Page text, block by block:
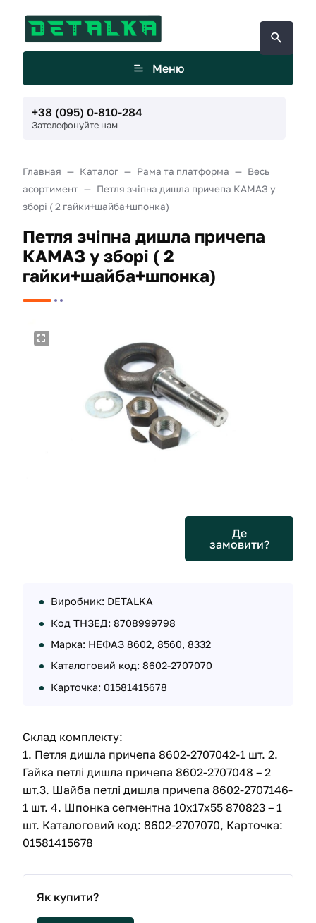
Меню
+38 (095) 0-810-284
Зателефонуйте нам
Главная Каталог Рама та платформа
Весь
асортимент
Петля зчіпна дишла причепа КАМАЗ у
зборі ( 2 гайки+шайба+шпонка)
Петля зчіпна дишла причепа
КАМАЗ у зборі ( 2
гайки+шайба+шпонка)
Де
замовити?
Виробник: DETALKA
Код ТНЗЕД: 8708999798
Марка: НЕФАЗ 8602, 8560, 8332
Каталоговий код: 8602-2707070
Карточка: 01581415678
Склад комплекту:
1. Петля дишла причепа 8602-2707042-1 шт. 2.
Гайка петлі дишла причепа 8602-2707048 – 2
шт.3. Шайба петлі дишла причепа 8602-2707146-
1 шт. 4. Шпонка сегментна 10х17х55 870823 – 1
шт. Каталоговий код: 8602-2707070, Карточка:
01581415678
Як купити?